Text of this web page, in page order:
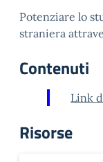
Potenziare lo
straniera
Contenuti
Link
Risorse